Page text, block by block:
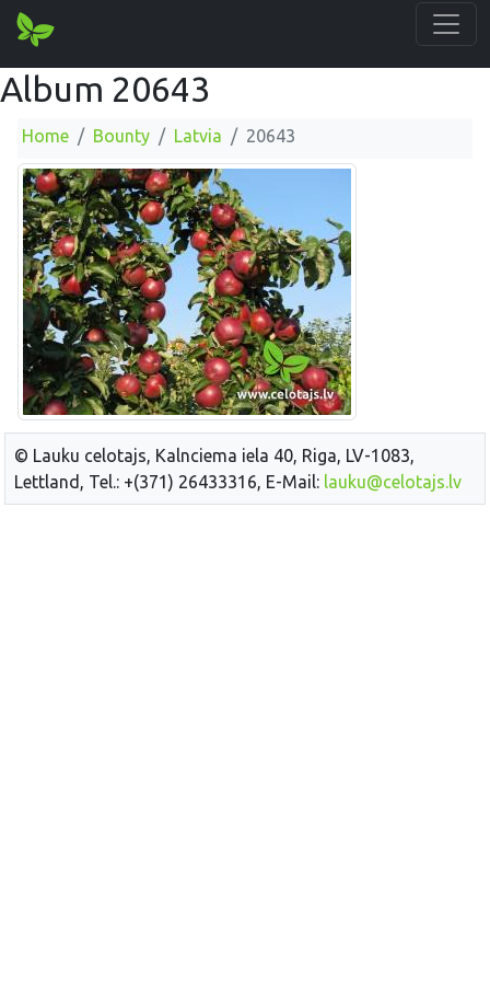
Album 20643
Home Bounty Latvia 20643
© Lauku celotajs, Kalnciema iela 40, Riga, LV-1083,
Lettland, Tel.: +(371) 26433316, E-Mail: lauku@celotajs.lv